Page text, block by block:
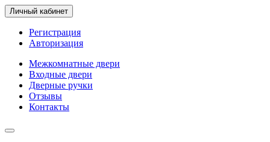
Личный кабинет
Регистрация
Авторизация
Межкомнатные двери
Входные двери
Дверные ручки
Отзывы
Контакты